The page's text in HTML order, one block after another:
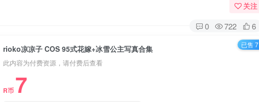
关注
0 722 6
rioko凉凉子 COS 95式花嫁+冰雪公主写真合集
此内容为付费资源，请付费后查看
R币 7
已售 7